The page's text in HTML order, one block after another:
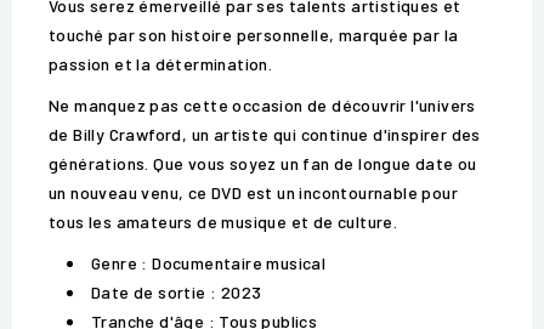
Vous serez émerveillé par ses talents artistiques et
touché par son histoire personnelle, marquée par la
passion et la détermination.
Ne manquez pas cette occasion de découvrir l'univers
de Billy Crawford, un artiste qui continue d'inspirer des
générations. Que vous soyez un fan de longue date ou
un nouveau venu, ce DVD est un incontournable pour
tous les amateurs de musique et de culture.
Genre : Documentaire musical
Date de sortie : 2023
Tranche d'âge : Tous publics